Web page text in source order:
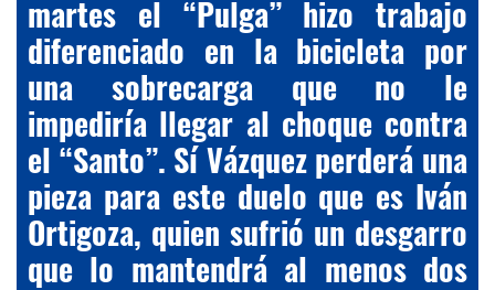
martes el “Pulga” hizo trabajo
diferenciado en la bicicleta por
una sobrecarga que no le
impediría llegar al choque contra
el “Santo”. Sí Vázquez perderá una
pieza para este duelo que es Iván
Ortigoza, quien sufrió un desgarro
que lo mantendrá al menos dos